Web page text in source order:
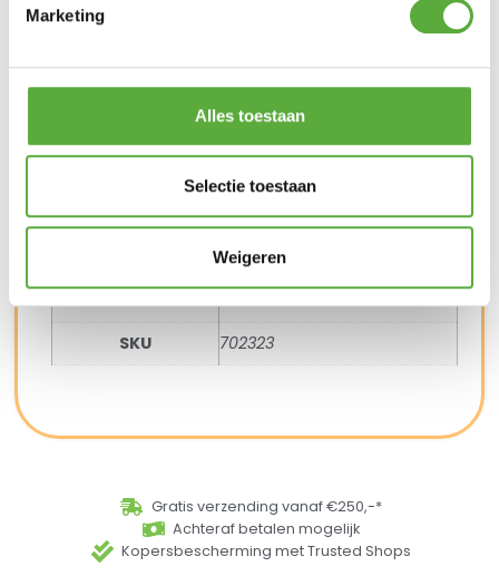
Marketing
Alles toestaan
Selectie toestaan
Weigeren
2 op voorraad
Achteraf betalen mogelijk
Snelle verzending & levering aan huis
SKU702323
Merk
Cobb
SKU
702323
Gratis verzending vanaf €250,-*
Achteraf betalen mogelijk
Kopersbescherming met Trusted Shops